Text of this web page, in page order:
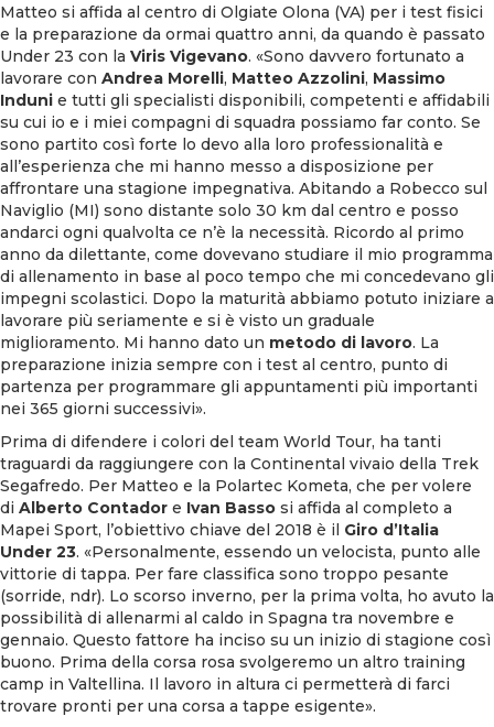
Matteo si affida al centro di Olgiate Olona (VA) per i test fisici
e la preparazione da ormai quattro anni, da quando è passato
Under 23 con la Viris Vigevano. «Sono davvero fortunato a
lavorare con Andrea Morelli, Matteo Azzolini, Massimo
Induni e tutti gli specialisti disponibili, competenti e affidabili
su cui io e i miei compagni di squadra possiamo far conto. Se
sono partito così forte lo devo alla loro professionalità e
all’esperienza che mi hanno messo a disposizione per
affrontare una stagione impegnativa. Abitando a Robecco sul
Naviglio (MI) sono distante solo 30 km dal centro e posso
andarci ogni qualvolta ce n’è la necessità. Ricordo al primo
anno da dilettante, come dovevano studiare il mio programma
di allenamento in base al poco tempo che mi concedevano gli
impegni scolastici. Dopo la maturità abbiamo potuto iniziare a
lavorare più seriamente e si è visto un graduale
miglioramento. Mi hanno dato un metodo di lavoro. La
preparazione inizia sempre con i test al centro, punto di
partenza per programmare gli appuntamenti più importanti
nei 365 giorni successivi».
Prima di difendere i colori del team World Tour, ha tanti
traguardi da raggiungere con la Continental vivaio della Trek
Segafredo. Per Matteo e la Polartec Kometa, che per volere
di Alberto Contador e Ivan Basso si affida al completo a
Mapei Sport, l’obiettivo chiave del 2018 è il Giro d’Italia
Under 23. «Personalmente, essendo un velocista, punto alle
vittorie di tappa. Per fare classifica sono troppo pesante
(sorride, ndr). Lo scorso inverno, per la prima volta, ho avuto la
possibilità di allenarmi al caldo in Spagna tra novembre e
gennaio. Questo fattore ha inciso su un inizio di stagione così
buono. Prima della corsa rosa svolgeremo un altro training
camp in Valtellina. Il lavoro in altura ci permetterà di farci
trovare pronti per una corsa a tappe esigente».